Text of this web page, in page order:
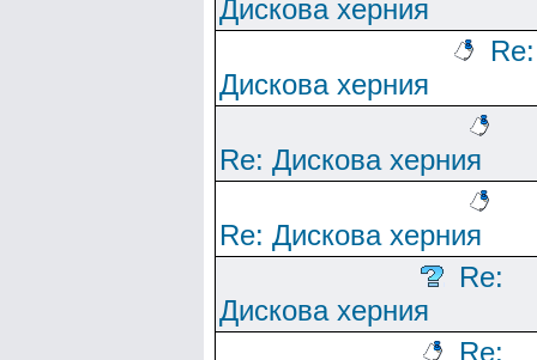
Дискова херния
Re:
Дискова херния
Re: Дискова херния
Re: Дискова херния
Re:
Дискова херния
Re: